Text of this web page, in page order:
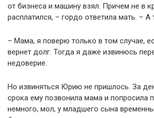
от бизнеса и машину взял. Причем не в
расплатился, – гордо ответила мать. – А
– Мама, я поверю только в том случае,
вернет долг. Тогда я даже извинюсь
недоверие.
Но извиняться Юрию не пришлось. За
срока ему позвонила мама и попросила
немного, мол, у младшего сына